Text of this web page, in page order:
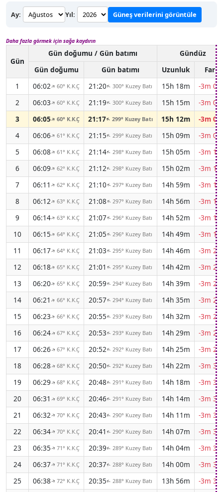
Ay: Yıl: Güneş verilerini görüntüle
Daha fazla görmek için sağa kaydırın
Gün
Gün doğumu / Gün batımı
Gündüz
Gün doğumu
Gün batımı Uzunluk
Fark
1
06:02↑60° K.K.Ç 21:20↑300° Kuzey Batı 15h 18m
-3m
2
06:03↑60° K.K.Ç 21:19↑300° Kuzey Batı 15h 15m
-3m
3
06:05↑60° K.K.Ç 21:17↑299° Kuzey Batı 15h 12m
-3m
4
06:06↑61° K.K.Ç 21:15↑299° Kuzey Batı 15h 09m
-3m
5
06:08↑61° K.K.Ç 21:14↑298° Kuzey Batı 15h 05m
-3m
6
06:09↑62° K.K.Ç 21:12↑298° Kuzey Batı 15h 02m
-3m
7
06:11 ↑62° K.K.Ç 21:10↑297° Kuzey Batı 14h 59m
-3m
8
06:12↑63° K.K.Ç 21:08↑297° Kuzey Batı 14h 56m
-3m
9
06:14↑63° K.K.Ç 21:07↑296° Kuzey Batı 14h 52m
-3m
10
06:15↑64° K.K.Ç 21:05↑296° Kuzey Batı 14h 49m
-3m
11
06:17↑64° K.K.Ç 21:03↑295° Kuzey Batı 14h 46m
-3m
12
06:18↑65° K.K.Ç 21:01 ↑295° Kuzey Batı 14h 42m
-3m
13
06:20↑65° K.K.Ç 20:59↑294° Kuzey Batı 14h 39m
-3m
14
06:21 ↑66° K.K.Ç 20:57↑294° Kuzey Batı 14h 35m
-3m
15
06:23↑66° K.K.Ç 20:55↑293° Kuzey Batı 14h 32m
-3m
16
06:24↑67° K.K.Ç 20:53↑293° Kuzey Batı 14h 29m
-3m
17
06:26↑67° K.K.Ç 20:52↑ 292° Kuzey Batı 14h 25m
-3m
18
06:28↑68° K.K.Ç 20:50↑ 292° Kuzey Batı 14h 22m
-3m
19
06:29↑68° K.K.Ç 20:48↑ 291° Kuzey Batı 14h 18m
-3m
20
06:31 ↑69° K.K.Ç 20:46↑ 291° Kuzey Batı 14h 14m
-3m
21
06:32↑70° K.K.Ç 20:43↑ 290° Kuzey Batı 14h 11m
-3m
22
06:34↑70° K.K.Ç 20:41 ↑ 290° Kuzey Batı 14h 07m
-3m
23
06:35↑71° K.K.Ç 20:39↑ 289° Kuzey Batı 14h 04m
-3m
24
06:37↑71° K.K.Ç 20:37↑ 288° Kuzey Batı 14h 00m
-3m
25
06:38↑72° K.K.Ç 20:35↑ 288° Kuzey Batı 13h 56m
-3m